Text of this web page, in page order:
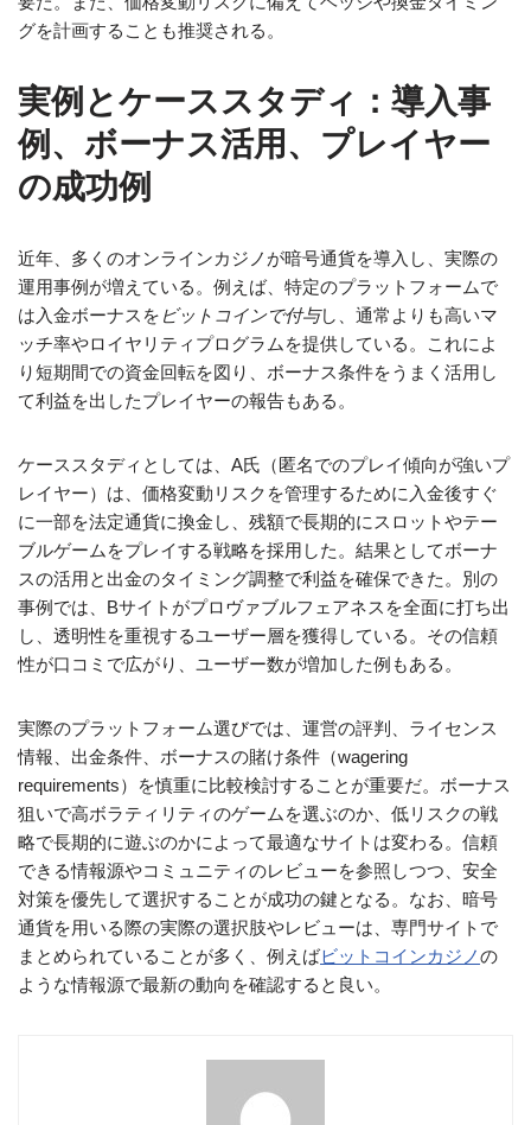
グを計画することも推奨される。
実例とケーススタディ：導入事
例、ボーナス活用、プレイヤー
の成功例
近年、多くのオンラインカジノが暗号通貨を導入し、実際の
運用事例が増えている。例えば、特定のプラットフォームで
は入金ボーナスを ビットコインで付与し、通常よりも高いマ
ッチ率やロイヤリティプログラムを提供している。これによ
り短期間での資金回転を図り、ボーナス条件をうまく活用し
て利益を出したプレイヤーの報告もある。
ケーススタディとしては、A氏（匿名でのプレイ傾向が強いプ
レイヤー）は、価格変動リスクを管理するために入金後すぐ
に一部を法定通貨に換金し、残額で長期的にスロットやテー
ブルゲームをプレイする戦略を採用した。結果としてボーナ
スの活用と出金のタイミング調整で利益を確保できた。別の
事例では、Bサイトがプロヴァブルフェアネスを全面に打ち出
し、透明性を重視するユーザー層を獲得している。その信頼
性が口コミで広がり、ユーザー数が増加した例もある。
実際のプラットフォーム選びでは、運営の評判、ライセンス
情報、出金条件、ボーナスの賭け条件（wagering
requirements）を慎重に比較検討することが重要だ。ボーナス
狙いで高ボラティリティのゲームを選ぶのか、低リスクの戦
略で長期的に遊ぶのかによって最適なサイトは変わる。信頼
できる情報源やコミュニティのレビューを参照しつつ、安全
対策を優先して選択することが成功の鍵となる。なお、暗号
通貨を用いる際の実際の選択肢やレビューは、専門サイトで
まとめられていることが多く、例えばビットコインカジノの
ような情報源で最新の動向を確認すると良い。